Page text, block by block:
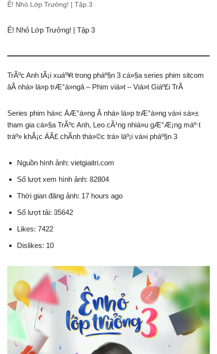
Ê! Nhỏ Lớp Trưởng! | Tập 3
Ê! Nhỏ Lớp Trưởng! | Tập 3
TrÃºc Anh tÃ¡i xuáº¥t trong pháº§n 3 cá»§a series phim sitcom
âÃ nhá» lá»p trÆ°á»ngâ – Phim viá»t – Viá»t Giáº£i TrÃ­
Series phim há»c ÄÆ°á»ng Ã nhá» lá»p trÆ°á»ng vá»i sá»±
tham gia cá»§a TrÃºc Anh, Leo cÃ¹ng nhiá»u gÆ°Æ¡ng máº·t
tráº» khÃ¡c ÄÃ£ chÃ­nh thá»©c trá» láº¡i vá»i pháº§n 3
Nguồn hình ảnh: vietgiaitri.com
Số lượt xem hình ảnh: 82804
Thời gian đăng ảnh: 17 hours ago
Số lượt tải: 35642
Likes: 7422
Dislikes: 10